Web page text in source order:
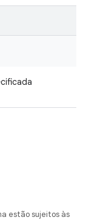
estão sujeitos às